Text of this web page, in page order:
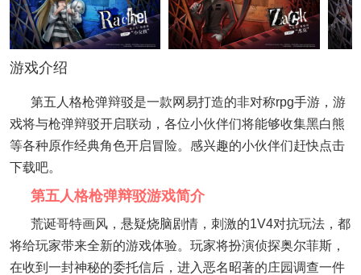
游戏介绍
第五人格枪弹辩驳是一款网易打造的非对称rpg手游，游
戏将与枪弹辩驳开启联动，各位小伙伴们将能够收集黑白熊
等各种原作经典角色开启冒险。感兴趣的小伙伴们赶快点击
下载吧。
第五人格枪弹辩驳游戏简介
荒诞哥特画风，悬疑烧脑剧情，刺激的1V4对抗玩法，都
将给玩家带来全新的游戏体验。玩家将扮演侦探奥尔菲斯，
在收到一封神秘的委托信后，进入恶名昭著的庄园调查一件